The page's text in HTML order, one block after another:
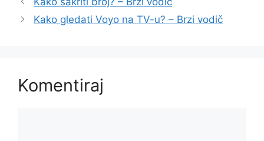
Kako gledati Voyo na TV-u? – Brzi vodič
Komentiraj